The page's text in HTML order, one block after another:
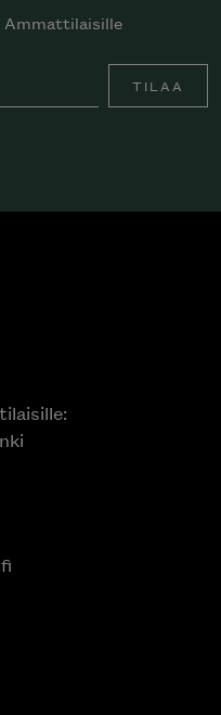
Ammattilaisille
TILAA